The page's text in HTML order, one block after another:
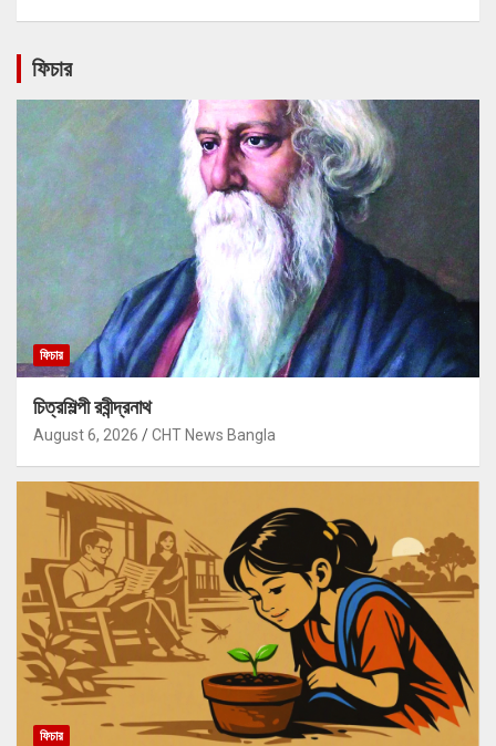
ফিচার
ফিচার
চিত্রশিল্পী রবীন্দ্রনাথ
August 6, 2026 CHT News Bangla
ফিচার